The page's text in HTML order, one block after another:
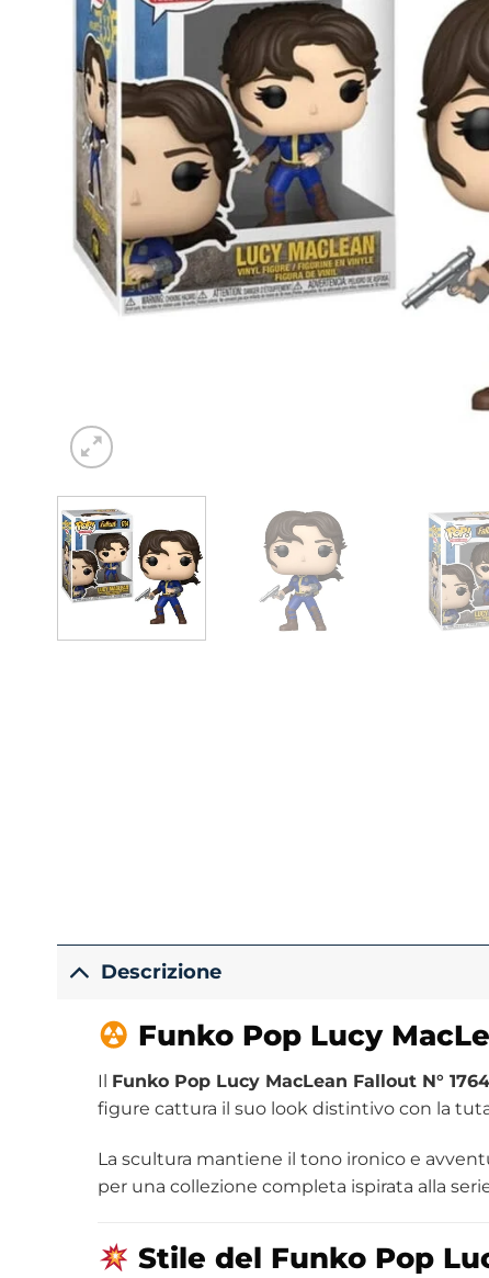
Descrizione
FunkoPop Lucy
Il Funko Pop Lucy MacLean Fallout N° 1764
figure cattura il suo look distintivo con la
La scultura mantiene il tono ironico e
per una collezione completa ispirata alla
Stile del Funko Pop